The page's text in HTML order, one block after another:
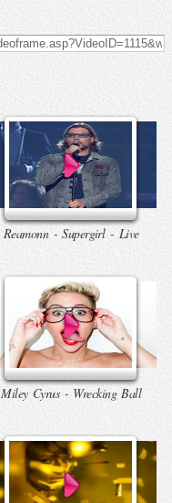
Reamonn - Supergirl - Live
Miley Cyrus - Wrecking Ball